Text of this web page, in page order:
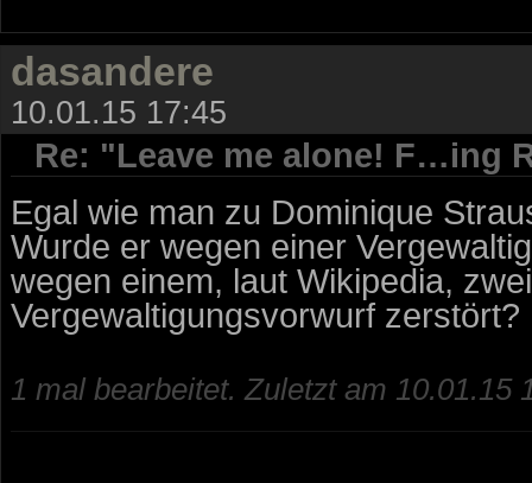
dasandere
10.01.15 17:45
Re: "Leave me alone! F…ing
Egal wie man zu Dominique
Wurde er wegen einer
wegen einem, laut Wikipedia,
Vergewaltigungsvorwurf zerstört?
1 mal bearbeitet. Zuletzt am 10.01.15